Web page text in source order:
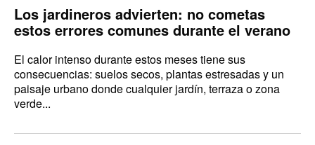
Los jardineros advierten: no cometas
estos errores comunes durante el verano
El calor intenso durante estos meses tiene sus
consecuencias: suelos secos, plantas estresadas y un
paisaje urbano donde cualquier jardín, terraza o zona
verde...